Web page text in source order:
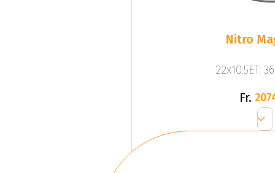
Nitro
22x10.5ET:
Fr.